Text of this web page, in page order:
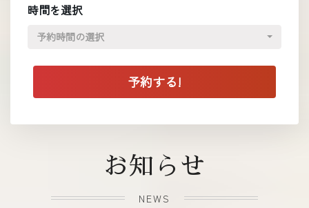
時間を選択
予約時間の選択
お知らせ
NEWS